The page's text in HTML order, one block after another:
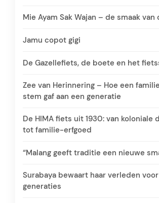
Mie Ayam Sak Wajan – de smaak
Jamu copot gigi
De Gazellefiets, de boete en het
Zee van Herinnering – Hoe een
stem gaf aan een generatie
De HIMA fiets uit 1930: van koloniale
tot familie-erfgoed
“Malang geeft traditie een nieuwe
Surabaya bewaart haar verleden
generaties